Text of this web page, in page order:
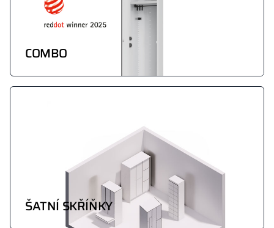
COMBO
ŠATNÍ SKŘÍŇKY